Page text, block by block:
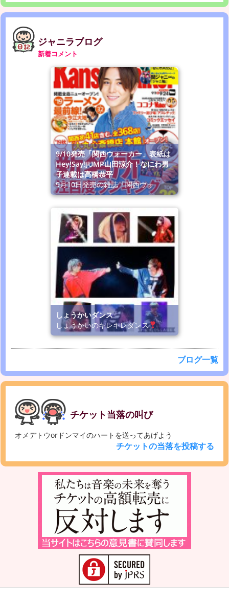
ジャニラブログ
新着コメント
9/10発売「関西ウォーカー」表紙は
Hey!Say!JUMP山田涼介！なにわ男
子連載は高橋恭平
9月10日発売の雑誌「関西ウォ
しょうかいダンス
しょうかいのキレキレダンス
ブログ一覧
チケット当落の叫び
オメデトウorドンマイのハートを送ってあげよう
チケットの当落を投稿する